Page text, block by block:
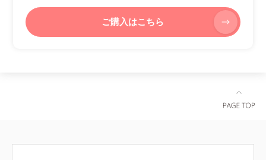
ご購入はこちら